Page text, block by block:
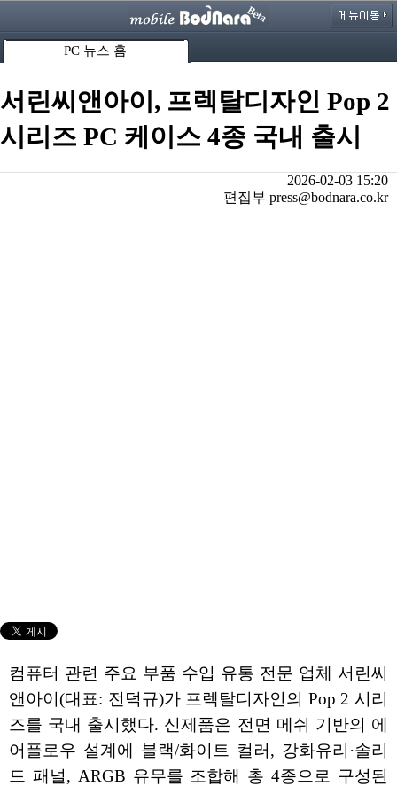
PC 뉴스 홈
서린씨앤아이, 프렉탈디자인 Pop 2
시리즈 PC 케이스 4종 국내 출시
2026-02-03 15:20
편집부 press@bodnara.co.kr
컴퓨터 관련 주요 부품 수입 유통 전문 업체 서린씨
앤아이(대표: 전덕규)가 프렉탈디자인의 Pop 2 시리
즈를 국내 출시했다. 신제품은 전면 메쉬 기반의 에
어플로우 설계에 블랙/화이트 컬러, 강화유리·솔리
드 패널, ARGB 유무를 조합해 총 4종으로 구성된